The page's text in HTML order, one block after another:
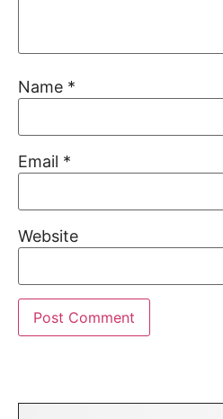
Name *
Email *
Website